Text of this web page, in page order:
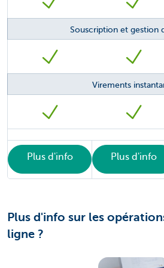
Plus d'info Plus d'info
Souscription et gestion
Virements
Plus d'info sur les
ligne ?